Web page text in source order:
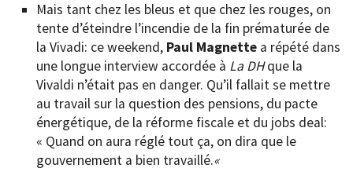
Mais tant chez les bleus et que chez les rouges, on
tente d’éteindre l’incendie de la fin prématurée de
la Vivadi: ce weekend, Paul Magnette a répété dans
une longue interview accordée à La DHque la
Vivaldi n’était pas en danger. Qu’il fallait se mettre
au travail sur la question des pensions, du pacte
énergétique, de la réforme fiscale et du jobs deal:
« Quand on aura réglé tout ça, on dira que le
gouvernement a bien travaillé.«